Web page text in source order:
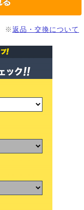
※返品・交換について